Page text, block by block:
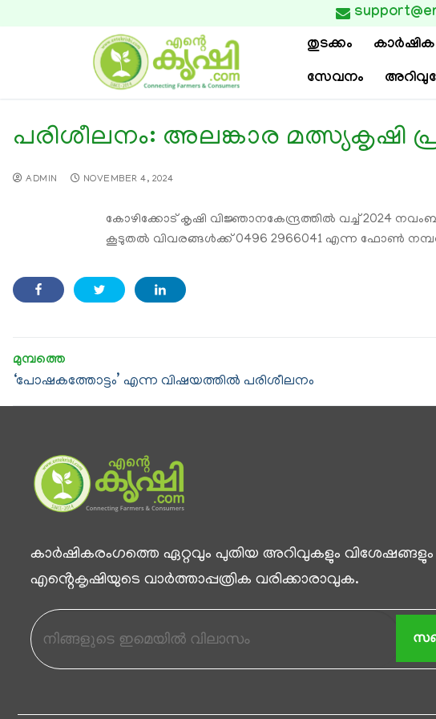

തുടക്കം
സേവനം
പരിശീലനം: അലങ്കാര മത്സ്യകൃഷി
ADMIN NOVEMBER 4, 2024
കോഴിക്കോട് കൃഷി വിജ്ഞാനകേന്ദ്രത്തില്‍ വച്ച് 2024
കൂടുതല്‍ വിവരങ്ങള്‍ക്ക് 0496 2966041 എന്ന ഫോണ്‍
‘പോഷകത്തോട്ടം’ എന്ന വിഷയത്തിൽ പരിശീലനം
കാര്‍ഷികരംഗത്തെ ഏറ്റവും പുതിയ അറിവുകളും
എൻ്റെകൃഷിയുടെ വാര്‍ത്താപ്പത്രിക വരിക്കാരാവുക.